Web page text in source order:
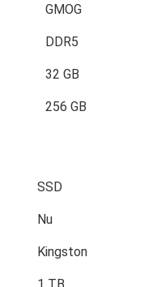
GMOG
DDR5
32 GB
256 GB
SSD
Nu
Kingston